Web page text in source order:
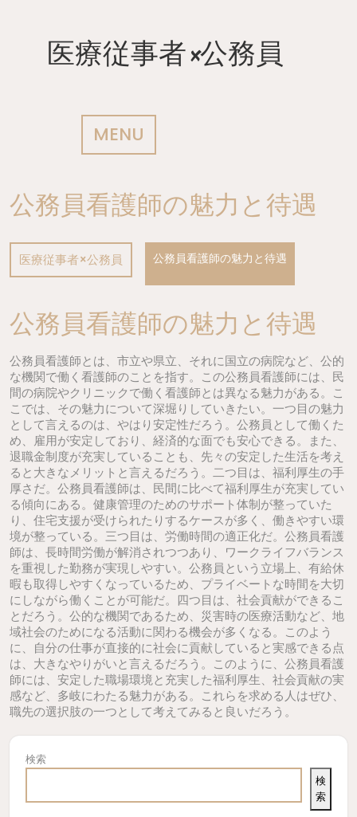
医療従事者×公務員
MENU
公務員看護師の魅力と待遇
医療従事者×公務員 公務員看護師の魅力と待遇
公務員看護師の魅力と待遇
公務員看護師とは、市立や県立、それに国立の病院など、公的
な機関で働く看護師のことを指す。この公務員看護師には、民
間の病院やクリニックで働く看護師とは異なる魅力がある。こ
こでは、その魅力について深堀りしていきたい。一つ目の魅力
として言えるのは、やはり安定性だろう。公務員として働くた
め、雇用が安定しており、経済的な面でも安心できる。また、
退職金制度が充実していることも、先々の安定した生活を考え
ると大きなメリットと言えるだろう。二つ目は、福利厚生の手
厚さだ。公務員看護師は、民間に比べて福利厚生が充実してい
る傾向にある。健康管理のためのサポート体制が整っていた
り、住宅支援が受けられたりするケースが多く、働きやすい環
境が整っている。三つ目は、労働時間の適正化だ。公務員看護
師は、長時間労働が解消されつつあり、ワークライフバランス
を重視した勤務が実現しやすい。公務員という立場上、有給休
暇も取得しやすくなっているため、プライベートな時間を大切
にしながら働くことが可能だ。四つ目は、社会貢献ができるこ
とだろう。公的な機関であるため、災害時の医療活動など、地
域社会のためになる活動に関わる機会が多くなる。このよう
に、自分の仕事が直接的に社会に貢献していると実感できる点
は、大きなやりがいと言えるだろう。このように、公務員看護
師には、安定した職場環境と充実した福利厚生、社会貢献の実
感など、多岐にわたる魅力がある。これらを求める人はぜひ、
職先の選択肢の一つとして考えてみると良いだろう。
検索
検
索